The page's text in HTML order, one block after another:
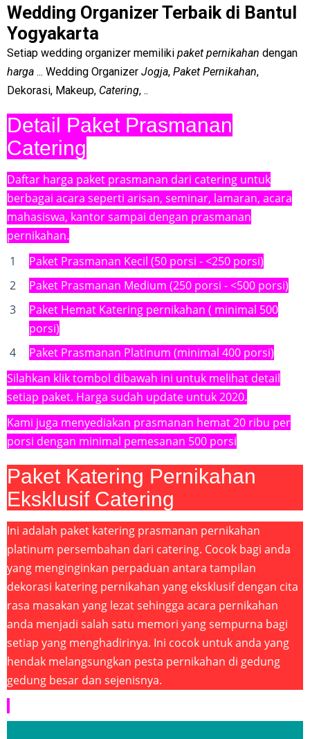
Wedding Organizer Terbaik di Bantul
Yogyakarta
Setiap wedding organizer memiliki paket pernikahan dengan
harga ... Wedding Organizer Jogja, Paket Pernikahan,
Dekorasi, Makeup, Catering, ..
Detail Paket Prasmanan
Catering
Daftar harga paket prasmanan dari catering untuk
berbagai acara seperti arisan, seminar, lamaran, acara
mahasiswa, kantor sampai dengan prasmanan
pernikahan.
Paket Prasmanan Kecil (50 porsi - <250 porsi)
Paket Prasmanan Medium (250 porsi - <500 porsi)
Paket Hemat Katering pernikahan ( minimal 500
porsi)
Paket Prasmanan Platinum (minimal 400 porsi)
Silahkan klik tombol dibawah ini untuk melihat detail
setiap paket. Harga sudah update untuk 2020.
Kami juga menyediakan prasmanan hemat 20 ribu per
porsi dengan minimal pemesanan 500 porsi
Paket Katering Pernikahan
Eksklusif Catering
Ini adalah paket katering prasmanan pernikahan
platinum persembahan dari catering. Cocok bagi anda
yang menginginkan perpaduan antara tampilan
dekorasi katering pernikahan yang eksklusif dengan cita
rasa masakan yang lezat sehingga acara pernikahan
anda menjadi salah satu memori yang sempurna bagi
setiap yang menghadirinya. Ini cocok untuk anda yang
hendak melangsungkan pesta pernikahan di gedung
gedung besar dan sejenisnya.